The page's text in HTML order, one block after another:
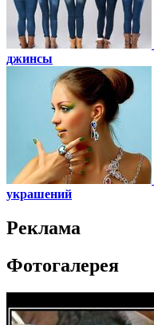
джинсы
украшений
Реклама
Фотогалерея